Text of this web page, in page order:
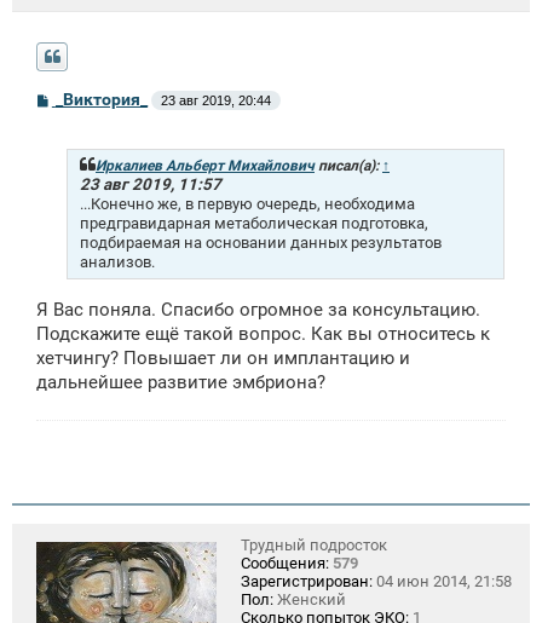
о
_Виктория_ 23 авг 2019, 20:44
Иркалиев Альберт Михайловичписал(а): ↑
23 авг 2019, 11:57
...Конечно же, в первую очередь, необходима
предгравидарная метаболическая подготовка,
подбираемая на основании данных результатов
анализов.
Я Вас поняла. Спасибо огромное за консультацию.
Подскажите ещё такой вопрос. Как вы относитесь к
хетчингу? Повышает ли он имплантацию и
дальнейшее развитие эмбриона?
Трудный подросток
Сообщения: 579
Зарегистрирован: 04 июн 2014, 21:58
Пол: Женский
Сколько попыток ЭКО: 1